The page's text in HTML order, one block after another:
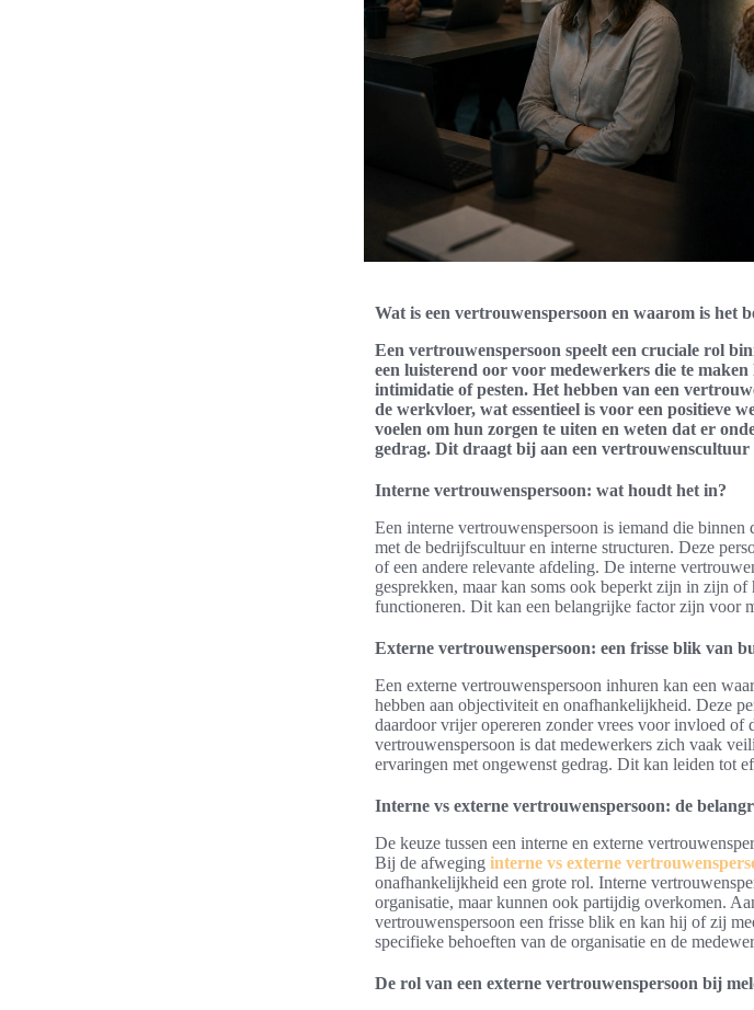
Wat is een vertrouwenspersoon en waarom is het
Een vertrouwenspersoon speelt een cruciale rol
een luisterend oor voor medewerkers die te maken
intimidatie of pesten. Het hebben van een
de werkvloer, wat essentieel is voor een positieve
voelen om hun zorgen te uiten en weten dat er
gedrag. Dit draagt bij aan een vertrouwenscultuur
Interne vertrouwenspersoon: wat houdt het in?
Een interne vertrouwenspersoon is iemand die
met de bedrijfscultuur en interne structuren. Deze
of een andere relevante afdeling. De interne
gesprekken, maar kan soms ook beperkt zijn in zijn
functioneren. Dit kan een belangrijke factor zijn voor
Externe vertrouwenspersoon: een frisse blik van
Een externe vertrouwenspersoon inhuren kan een
hebben aan objectiviteit en onafhankelijkheid. Deze
daardoor vrijer opereren zonder vrees voor invloed
vertrouwenspersoon is dat medewerkers zich vaak
ervaringen met ongewenst gedrag. Dit kan leiden tot
Interne vs externe vertrouwenspersoon: de
De keuze tussen een interne en externe
Bij de afweging interne vs externe
onafhankelijkheid een grote rol. Interne
organisatie, maar kunnen ook partijdig overkomen.
vertrouwenspersoon een frisse blik en kan hij of zij
specifieke behoeften van de organisatie en de
De rol van een externe vertrouwenspersoon bij